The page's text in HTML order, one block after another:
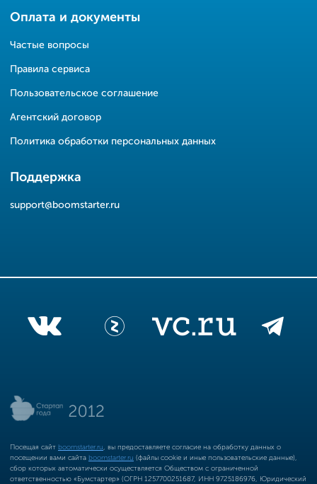
Оплата и документы
Частые вопросы
Правила сервиса
Пользовательское соглашение
Агентский договор
Политика обработки персональных данных
Поддержка
support@boomstarter.ru
Посещая сайт boomstarter.ru , вы предоставляете согласие на обработку данных о
посещении вами сайта boomstarter.ru (файлы cookie и иные пользовательские данные),
сбор которых автоматически осуществляется Обществом с ограниченной
ответственностью «Бумстартер» (ОГРН 1257700251687, ИНН 9725186976, Юридический